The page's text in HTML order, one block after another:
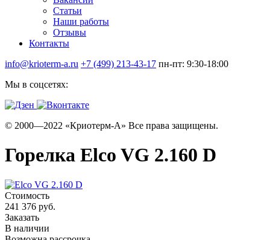
Статьи
Наши работы
Отзывы
Контакты
info@krioterm-a.ru +7 (499) 213-43-17 пн-пт: 9:30-18:00
Мы в соцсетях:
© 2000—2022 «Криотерм-А» Все права защищены.
Горелка Elco VG 2.160 D
Стоимость
241 376 руб.
Заказать
В наличии